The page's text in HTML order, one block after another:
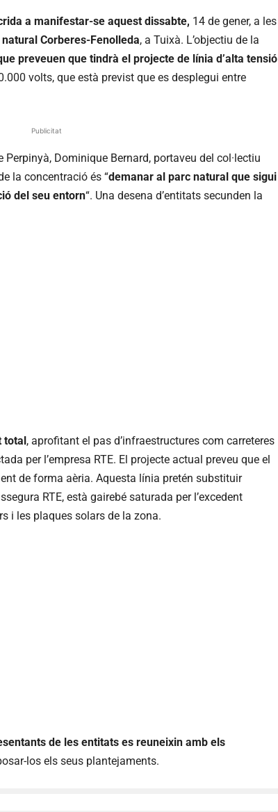
a manifestar-se aquest dissabte, 14 de gener, a les
Corberes-Fenolleda, a Tuixà. L’objectiu de la
preveuen que tindrà el projecte de línia d’alta tensió
volts, que està previst que es desplegui entre
Publicitat
Perpinyà, Dominique Bernard, portaveu del col·lectiu
la concentració és “demanar al parc natural que sigui
del seu entorn“. Una desena d’entitats secunden la
total, aprofitant el pas d’infraestructures com carreteres
per l’empresa RTE. El projecte actual preveu que el
de forma aèria. Aquesta línia pretén substituir
RTE, està gairebé saturada per l’excedent
i les plaques solars de la zona.
de les entitats es reuneixin amb els
los els seus plantejaments.